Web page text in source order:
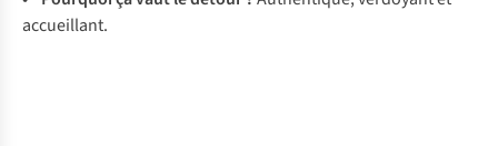
accueillant.